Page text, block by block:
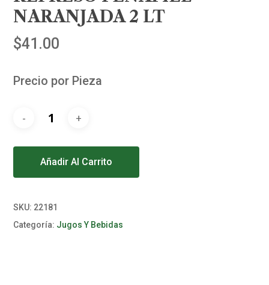
NARANJADA 2 LT
$41.00
Precio por Pieza
Añadir Al Carrito
SKU: 22181
Categoría: Jugos Y Bebidas